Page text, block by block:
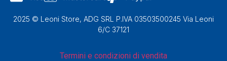
2025 © Leoni Store, ADG SRL P.IVA 03503500245 Via Leoni
6/C 37121
Termini e condizioni di vendita